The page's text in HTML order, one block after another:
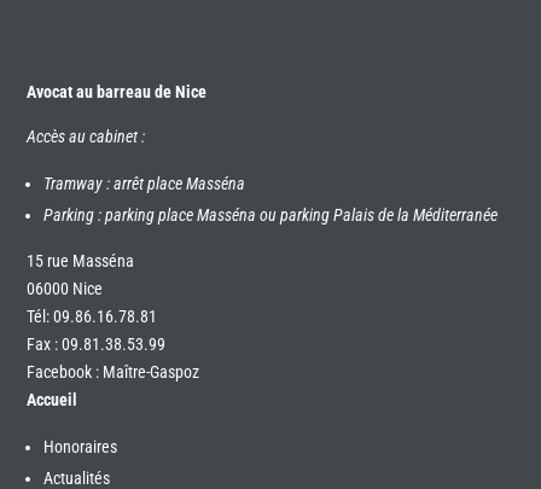
Avocat au barreau de Nice
Accès au cabinet :
Tramway : arrêt place Masséna
Parking : parking place Masséna ou parking Palais de la Méditerranée
15 rue Masséna
06000 Nice
Tél:09.86.16.78.81
Fax : 09.81.38.53.99
Facebook : Maître-Gaspoz
Accueil
Honoraires
Actualités